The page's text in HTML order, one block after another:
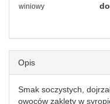
winiowy
Opis
Smak soczystych,
owoców zaklęty w